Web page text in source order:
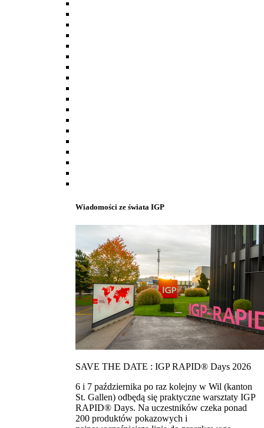
Wiadomości ze świata IGP
SAVE THE DATE : IGP RAPID® Days 2026
6 i 7 października po raz kolejny w Wil (kanton
St. Gallen) odbędą się praktyczne warsztaty IGP
RAPID® Days. Na uczestników czeka ponad
200 produktów pokazowych i